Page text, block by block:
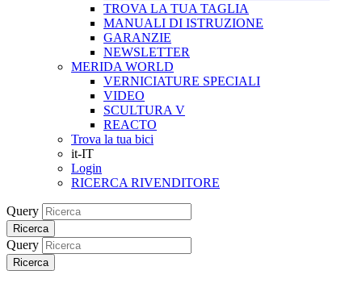
TROVA LA TUA TAGLIA
MANUALI DI ISTRUZIONE
GARANZIE
NEWSLETTER
MERIDA WORLD
VERNICIATURE SPECIALI
VIDEO
SCULTURA V
REACTO
Trova la tua bici
it-IT
Login
RICERCA RIVENDITORE
Query
Ricerca
Query
Ricerca